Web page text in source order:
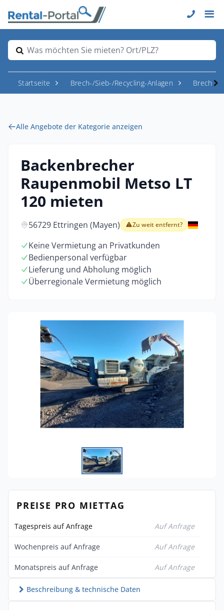
Was möchten Sie mieten? Ort/PLZ?
Startseite Brech-/Sieb-/Recycling-Anlagen Brecher
Alle Angebote der Kategorie anzeigen
Backenbrecher
Raupenmobil Metso LT
120 mieten
56729 Ettringen (Mayen) Zu weit entfernt?
Keine Vermietung an Privatkunden
Bedienpersonal verfügbar
Lieferung und Abholung möglich
Überregionale Vermietung möglich
PREISE PRO MIETTAG
Tagespreis auf Anfrage Auf Anfrage
Wochenpreis auf Anfrage Auf Anfrage
Monatspreis auf Anfrage Auf Anfrage
Beschreibung & technische Daten